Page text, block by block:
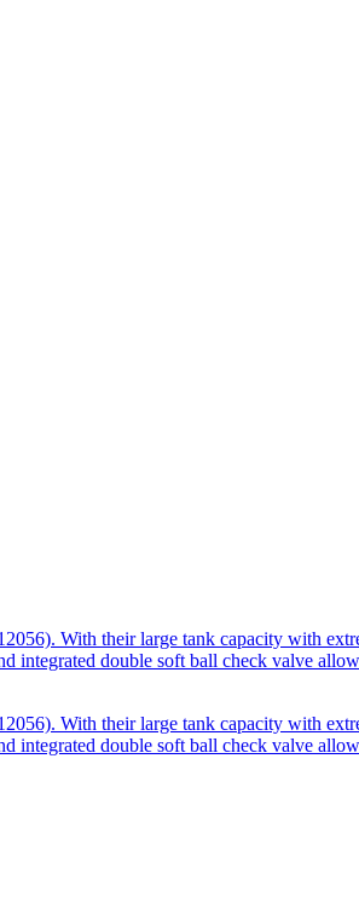
With their large tank capacity with
integrated double soft ball check valve
With their large tank capacity with
integrated double soft ball check valve